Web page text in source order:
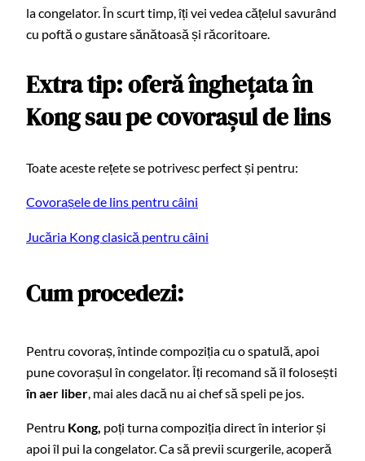
la congelator. În scurt timp, îți vei vedea cățelul savurând
cu poftă o gustare sănătoasă și răcoritoare.
Extra tip: oferă înghețata în
Kong sau pe covorașul de lins
Toate aceste rețete se potrivesc perfect și pentru:
Covorașele de lins pentru câini
Jucăria Kong clasică pentru câini
Cum procedezi:
Pentru covoraș, întinde compoziția cu o spatulă, apoi
pune covorașul în congelator. Îți recomand să îl folosești
în aer liber, mai ales dacă nu ai chef să speli pe jos.
Pentru Kong, poți turna compoziția direct în interior și
apoi îl pui la congelator. Ca să previi scurgerile, acoperă